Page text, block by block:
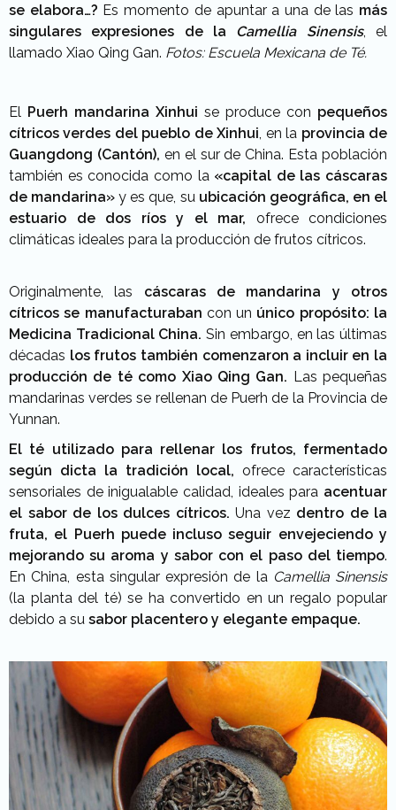
se elabora…? Es momento de apuntar a una de las más
singulares expresiones de la Camellia Sinensis, el
llamado Xiao Qing Gan. Fotos: Escuela Mexicana de Té.
El Puerh mandarina Xinhui se produce con pequeños
cítricos verdes del pueblo de Xinhui, en la provincia de
Guangdong (Cantón), en el sur de China. Esta población
también es conocida como la «capital de las cáscaras
de mandarina» y es que, su ubicación geográfica, en el
estuario de dos ríos y el mar, ofrece condiciones
climáticas ideales para la producción de frutos cítricos.
Originalmente, las cáscaras de mandarina y otros
cítricos se manufacturaban con un único propósito: la
Medicina Tradicional China. Sin embargo, en las últimas
décadas los frutos también comenzaron a incluir en la
producción de té como Xiao Qing Gan. Las pequeñas
mandarinas verdes se rellenan de Puerh de la Provincia de
Yunnan.
El té utilizado para rellenar los frutos, fermentado
según dicta la tradición local, ofrece características
sensoriales de inigualable calidad, ideales para acentuar
el sabor de los dulces cítricos. Una vez dentro de la
fruta, el Puerh puede incluso seguir envejeciendo y
mejorando su aroma y sabor con el paso del tiempo.
En China, esta singular expresión de la Camellia Sinensis
(la planta del té) se ha convertido en un regalo popular
debido a su sabor placentero y elegante empaque.